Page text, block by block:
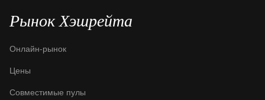
Рынок Хэшрейта
Онлайн-рынок
Цены
Совместимые пулы